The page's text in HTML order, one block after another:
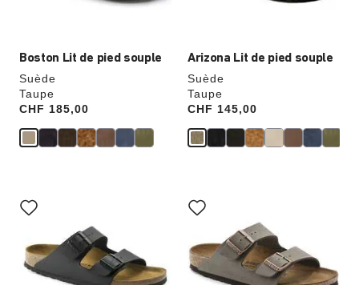
Boston Lit de pied souple
Suède
Taupe
Price:
CHF 185,00
Arizona Lit de pied souple
Suède
Taupe
Price:
CHF 145,00
sur
les
échantillons
de
couleurs
modifiera
sur
les
échantillons
de
couleurs
modifiera